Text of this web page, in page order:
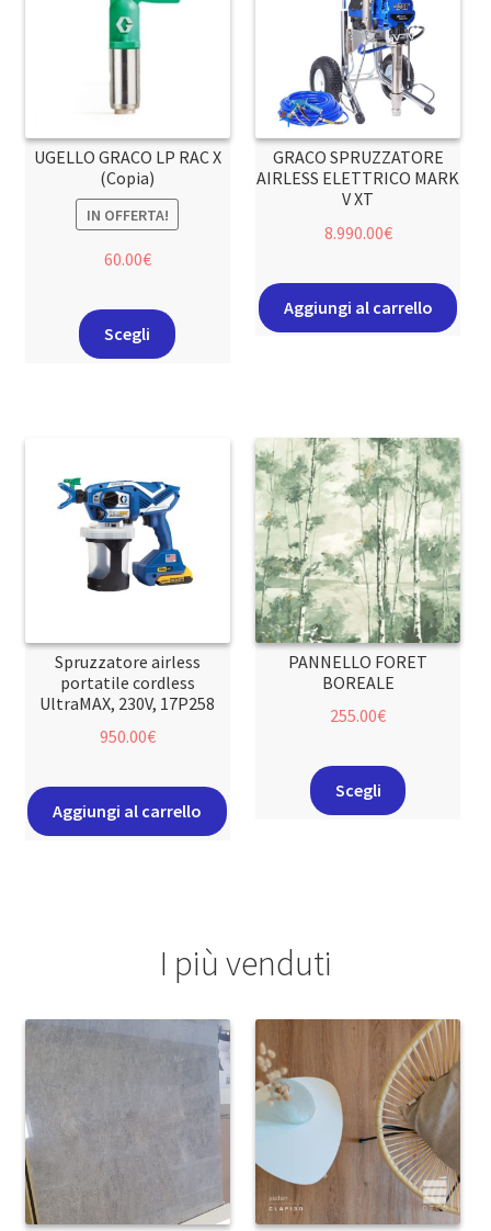
UGELLO GRACO LP RAC X
(Copia)
IN OFFERTA!
60.00€
Scegli
GRACO SPRUZZATORE
AIRLESS ELETTRICO MARK
V XT
8.990.00€
Aggiungi al carrello
Spruzzatore airless
portatile cordless
UltraMAX, 230V, 17P258
950.00€
Aggiungi al carrello
PANNELLO FORET
BOREALE
255.00€
Scegli
I più venduti